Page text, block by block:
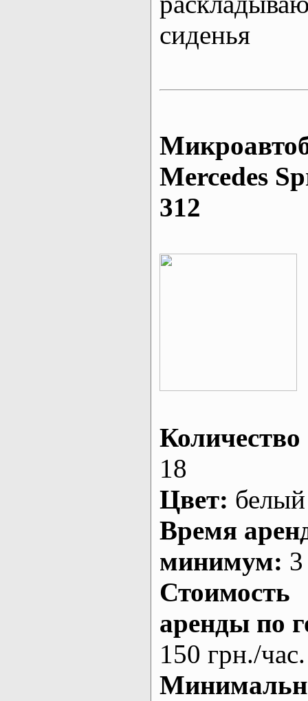
сиденья
Mеrcedes
312
Количество
18
Цвет: белый
Время
минимум:
Стоимость
аренды по
150 грн./час.